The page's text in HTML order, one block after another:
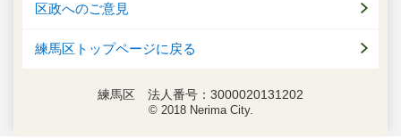
区政へのご意見
練馬区トップページに戻る
練馬区 法人番号：3000020131202
© 2018 Nerima City.